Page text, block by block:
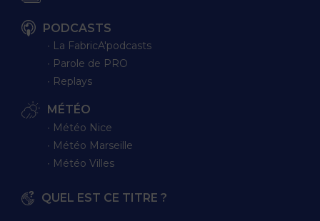
PODCASTS
∙ La FabricA'podcasts
∙ Parole de PRO
∙ Replays
MÉTÉO
∙ Météo Nice
∙ Météo Marseille
∙ Météo Villes
QUEL EST CE TITRE ?